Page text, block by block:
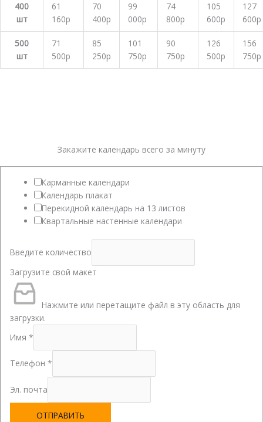
400
шт
61
160р
70
400р
99
000р
74
800р
105
600р
127
600р
500
шт
71
500р
85
250р
101
750р
90
750р
126
500р
156
750р
Закажите календарь всего за минуту
Карманные календари
Календарь плакат
Перекидной календарь на 13 листов
Квартальные настенные календари
Введите количество
Загрузите свой макет
Нажмите или перетащите файл в эту область для
загрузки.
Имя *
Телефон *
Эл. почта
ОТПРАВИТЬ